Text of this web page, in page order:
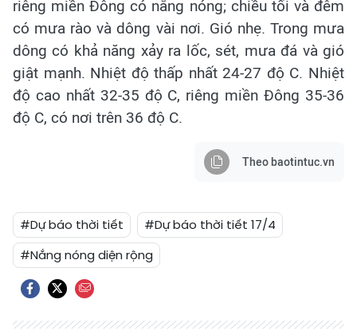
riêng miền Đông có nắng nóng; chiều tối và đêm
có mưa rào và dông vài nơi. Gió nhẹ. Trong mưa
dông có khả năng xảy ra lốc, sét, mưa đá và gió
giật mạnh. Nhiệt độ thấp nhất 24-27 độ C. Nhiệt
độ cao nhất 32-35 độ C, riêng miền Đông 35-36
độ C, có nơi trên 36 độ C.
Theo baotintuc.vn
#Dự báo thời tiết
#Dự báo thời tiết 17/4
#Nắng nóng diện rộng